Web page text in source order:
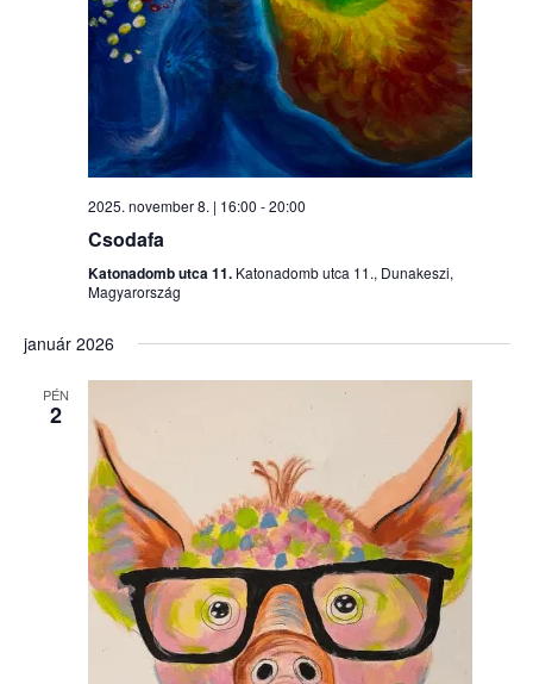
2025. november 8. | 16:00 -20:00
Csodafa
Katonadomb utca 11. Katonadomb utca 11., Dunakeszi,
Magyarország
január 2026
PÉN
2